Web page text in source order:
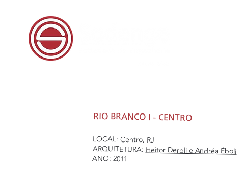
RIO BRANCO I - CENTRO
LOCAL: Centro, RJ
ARQUITETURA: Heitor Derbli e Andréa Éboli
ANO: 2011